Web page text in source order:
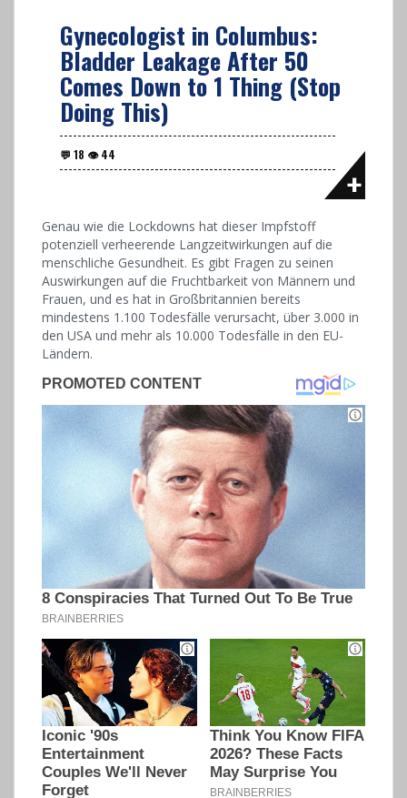
Gynecologist in Columbus:
Bladder Leakage After 50
Comes Down to 1 Thing (Stop
Doing This)
Genau wie die Lockdowns hat dieser Impfstoff
potenziell verheerende Langzeitwirkungen auf die
menschliche Gesundheit. Es gibt Fragen zu seinen
Auswirkungen auf die Fruchtbarkeit von Männern und
Frauen, und es hat in Großbritannien bereits
mindestens 1.100 Todesfälle verursacht, über 3.000 in
den USA und mehr als 10.000 Todesfälle in den EU-
Ländern.